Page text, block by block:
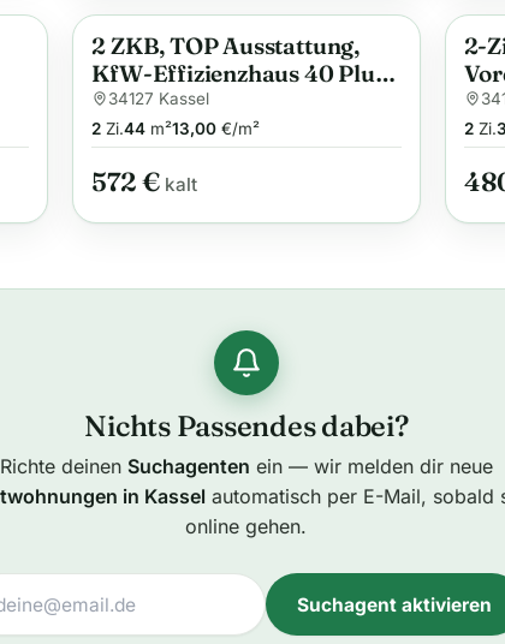
Anzeige
2 ZKB, TOP Ausstattung,
KfW-Effizienzhaus 40 Plus,
Nähe Uni und Klinikum
34127 Kassel
2 Zi.44 m²13,00 €/m²
572 € kalt
2-
2Zi.
Nichts Passendes dabei?
Richte deinen Suchagenten ein — wir melden dir neue
in Kassel automatisch per E-Mail, sobald
online gehen.
Suchagent aktivieren